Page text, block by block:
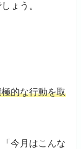
ょう。
的な行動を取
今月はこんな